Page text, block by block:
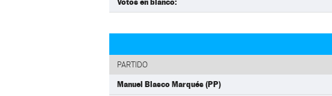
PARTIDO
Manuel Blasco Marqués (PP)